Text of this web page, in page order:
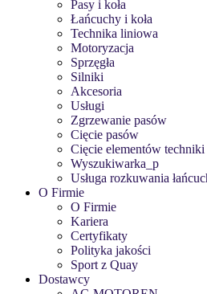
Pasy i koła
Łańcuchy i koła
Technika liniowa
Motoryzacja
Sprzęgła
Silniki
Akcesoria
Usługi
Zgrzewanie pasów
Cięcie pasów
Cięcie elementów
Wyszukiwarka_p
Usługa rozkuwania
O Firmie
O Firmie
Kariera
Certyfikaty
Polityka jakości
Sport z Quay
Dostawcy